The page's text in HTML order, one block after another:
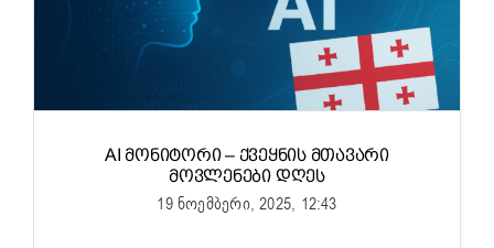
AI ᲛᲝᲜᲘᲢᲝᲠᲘ – ᲥᲕᲔᲧᲜᲘᲡ ᲛᲗᲐᲕᲐᲠᲘ
ᲛᲝᲕᲚᲔᲜᲔᲑᲘ ᲓᲦᲔᲡ
19 ნოემბერი, 2025, 12:43